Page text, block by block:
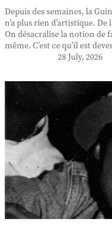
Depuis des semaines, la
n’a plus rien d’artistique.
On désacralise la notion de
même. C’est ce qu’il est
28 July, 2026